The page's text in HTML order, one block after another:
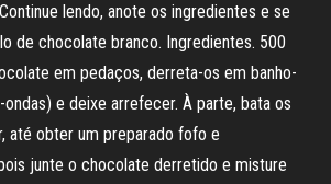
lendo, anote os ingredientes e se
de chocolate branco. Ingredientes. 500
em pedaços, derreta-os em banho-
e deixe arrefecer. À parte, bata os
até obter um preparado fofo e
junte o chocolate derretido e misture